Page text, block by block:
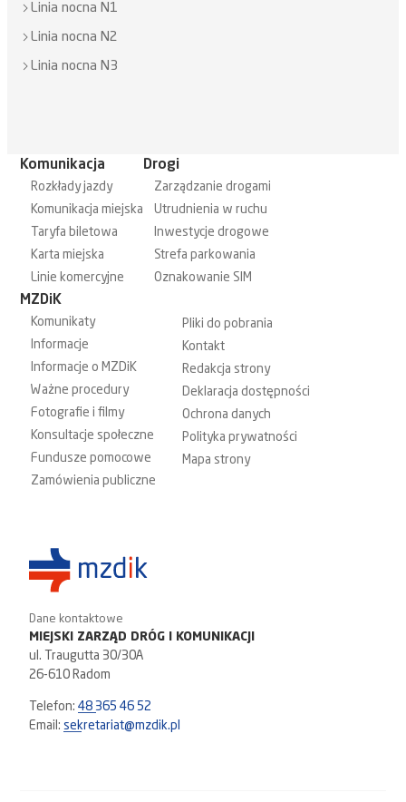
Linia nocna N1
Linia nocna N2
Linia nocna N3
Komunikacja
Rozkłady jazdy
Komunikacja miejska
Taryfa biletowa
Karta miejska
Linie komercyjne
Drogi
Zarządzanie drogami
Utrudnienia w ruchu
Inwestycje drogowe
Strefa parkowania
Oznakowanie SIM
MZDiK
Komunikaty
Informacje
Informacje o MZDiK
Ważne procedury
Fotografie i filmy
Konsultacje społeczne
Fundusze pomocowe
Zamówienia publiczne
Pliki do pobrania
Kontakt
Redakcja strony
Deklaracja dostępności
Ochrona danych
Polityka prywatności
Mapa strony
Dane kontaktowe
MIEJSKI ZARZĄD DRÓG I KOMUNIKACJI
ul. Traugutta 30/30A
26-610 Radom
Telefon:48 365 46 52
Email:sekretariat@mzdik.pl